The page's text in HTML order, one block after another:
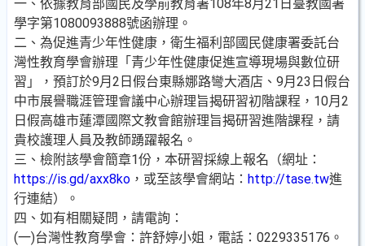
一、依據教育部國民及學前教育署108年8月21日臺教國署
學字第1080093888號函辦理。
二、為促進青少年性健康，衛生福利部國民健康署委託台
灣性教育學會辦理「青少年性健康促進宣導現場與數位研
習」，預訂於9月2日假台東縣娜路彎大酒店、9月23日假台
中市展譽職涯管理會議中心辦理旨揭研習初階課程，10月2
日假高雄市蓮潭國際文教會館辦理旨揭研習進階課程，請
貴校護理人員及教師踴躍報名。
三、檢附該學會簡章1份，本研習採線上報名（網址：
https://is.gd/axx8ko ，或至該學會網站： http://tase.tw進
行連結）。
四、如有相關疑問，請電詢：
(一)台灣性教育學會：許舒婷小姐，電話：0229335176。